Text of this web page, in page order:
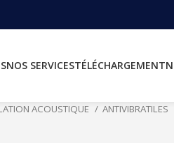
NOS SERVICESTÉLÉCHARGEMENT
ACOUSTIQUE ANTIVIBRATILES